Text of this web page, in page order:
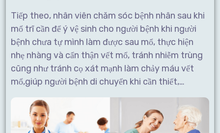
Tiếp theo, nhân viên chăm sóc bệnh nhân sau khi
mổ trĩcần để ý vệ sinh cho người bệnh khi người
bệnh chưa tự mình làm được sau mổ, thực hiện
nhẹ nhàng và cẩn thận vết mổ, tránh nhiễm trùng
cũng như tránh cọ xát mạnh làm chảy máu vết
mổ,giúp người bệnh di chuyển khi cần thiết,…